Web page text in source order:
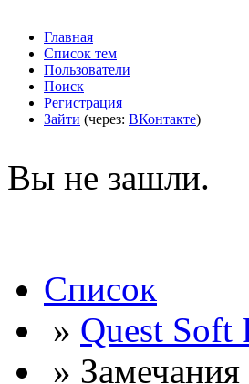
Главная
Список тем
Пользователи
Поиск
Регистрация
Зайти (через: ВКонтакте)
Вы не зашли.
Список
» Quest Soft
»